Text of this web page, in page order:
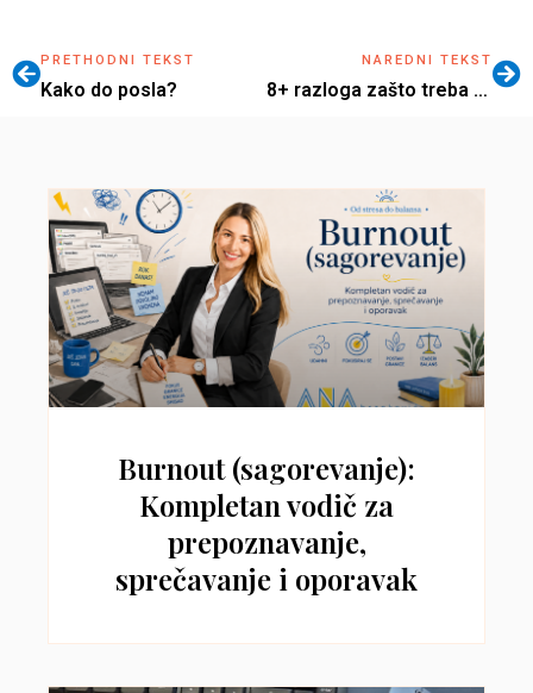
PRETHODNI TEKST
Kako do posla?
NAREDNI TEKST
8+ razloga zašto treba neko vreme živeti u inostranstvu
Burnout (sagorevanje):
Kompletan vodič za
prepoznavanje,
sprečavanje i oporavak